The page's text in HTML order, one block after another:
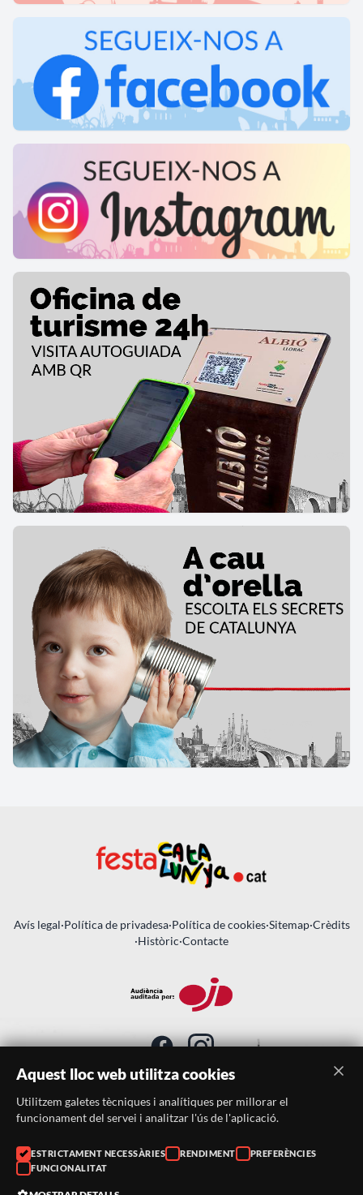
Avís legal·Política de privadesa·Política de cookies·Sitemap·Crèdits
·Històric·Contacte
SUBSCRIU-TE AL BUTLLETÍ
Telèfon:
938046359
Correu:
Aquest lloc web utilitza cookies
Utilitzem galetes tècniques i analítiques per millorar el
funcionament del servei i analitzar l'ús de l'aplicació.
ESTRICTAMENT NECESSÀRIES RENDIMENT
PREFERÈNCIES
FUNCIONALITAT